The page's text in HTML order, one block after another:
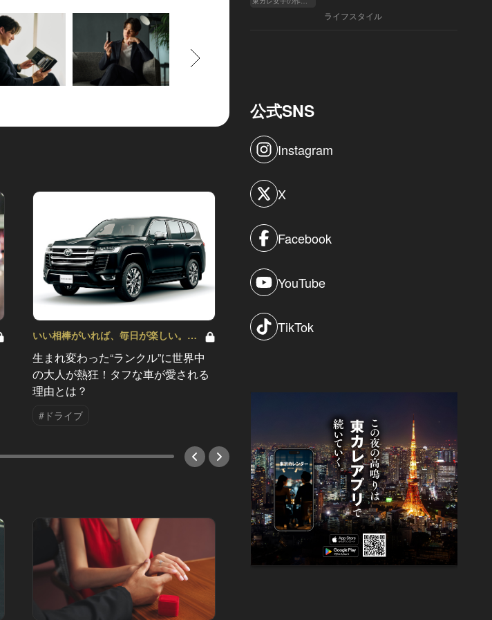
いい相棒がいれば、毎日が楽しい。ク
ルマがあるとできること Vol.10
生まれ変わった“ランクル”に世界中
の大人が熱狂！タフな車が愛される
理由とは？
#ドライブ
東彼男子 Vol.12
ぎる彼の意外な苦悩
ライフスタイル
公式SNS
Instagram
X
Facebook
YouTube
TikTok